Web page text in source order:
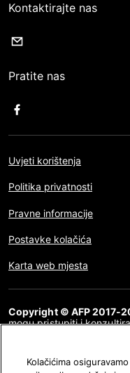
Kontaktirajte nas
Pratite nas
Uvjeti korištenja
Politika privatnosti
Pravne informacije
Postavke kolačića
Karta web mjesta
Copyright © AFP 2017-
mogu pristupiti i
kakva druga uporaba,
prenošenja javnosti ili
stranice, u cijelosti ili
Kolačićima